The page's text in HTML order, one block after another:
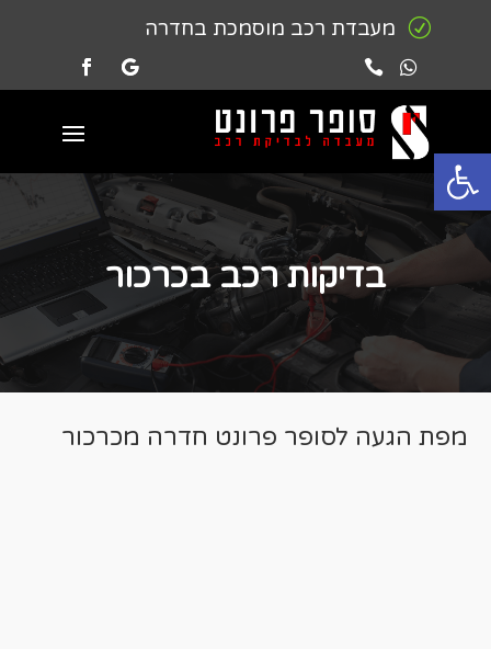
פתח סרגל נגישות
R מעבדת רכב מוסמכת בחדרה


בדיקות רכב בכרכור
מפת הגעה לסופר פרונט חדרה מכרכור